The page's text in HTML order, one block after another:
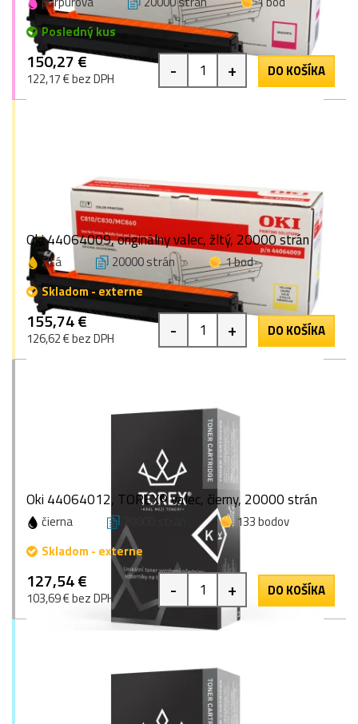
Posledný kus
150,27 €
122,17 € bez DPH - + DO KOŠÍKA
Oki 44064009, originálny valec, žltý, 20000 strán
žltá 20000 strán
1 bod
Skladom - externe
155,74 €
126,62 € bez DPH - + DO KOŠÍKA
Oki 44064012, TOREX® valec, čierny, 20000 strán
čierna 20000 strán
133 bodov
Skladom - externe
127,54 €
103,69 € bez DPH - + DO KOŠÍKA